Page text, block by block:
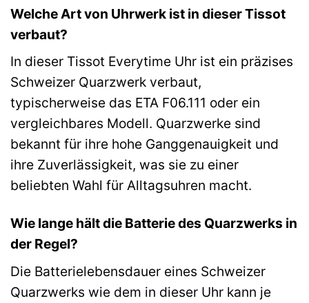
Welche Art von Uhrwerk ist in dieser Tissot
verbaut?
In dieser Tissot Everytime Uhr ist ein präzises
Schweizer Quarzwerk verbaut,
typischerweise das ETA F06.111 oder ein
vergleichbares Modell. Quarzwerke sind
bekannt für ihre hohe Ganggenauigkeit und
ihre Zuverlässigkeit, was sie zu einer
beliebten Wahl für Alltagsuhren macht.
Wie lange hält die Batterie des Quarzwerks in
der Regel?
Die Batterielebensdauer eines Schweizer
Quarzwerks wie dem in dieser Uhr kann je